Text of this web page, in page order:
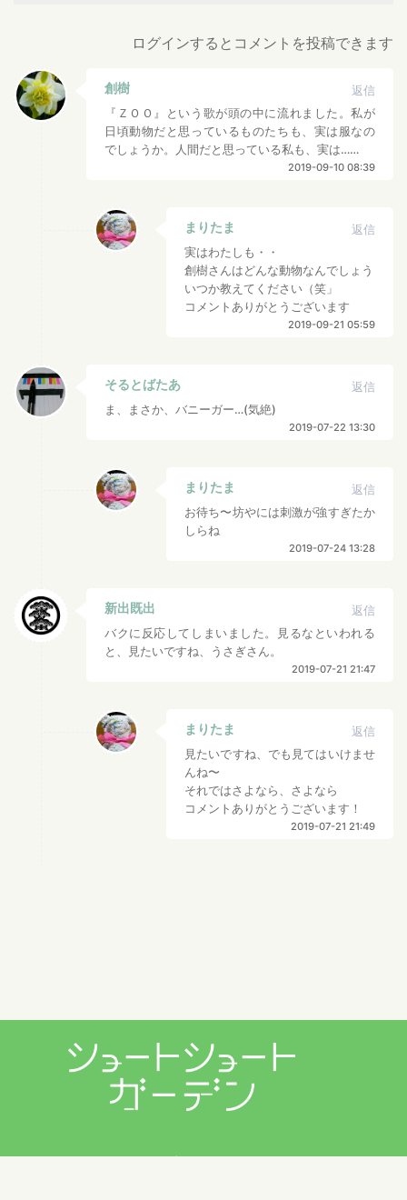
ログインするとコメントを投稿できます
創樹
返信
『ＺＯＯ』という歌が頭の中に流れました。私が
日頃動物だと思っているものたちも、実は服なの
でしょうか。人間だと思っている私も、実は……
2019-09-10 08:39
まりたま
返信
実はわたしも・・
創樹さんはどんな動物なんでしょう
いつか教えてください（笑」
コメントありがとうございます
2019-09-21 05:59
そるとばたあ
返信
ま、まさか、バニーガー…(気絶)
2019-07-22 13:30
まりたま
返信
お待ち〜坊やには刺激が強すぎたか
しらね
2019-07-24 13:28
新出既出
返信
バクに反応してしまいました。見るなといわれる
と、見たいですね、うさぎさん。
2019-07-21 21:47
まりたま
返信
見たいですね、でも見てはいけませ
んね〜
それではさよなら、さよなら
コメントありがとうございます！
2019-07-21 21:49
プライバシーポリシー 利用規約 お問い合わせ